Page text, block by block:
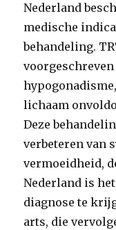
Nederland
medische
behandeling.
lichaam
Deze
verbeteren van
vermoeidheid,
Nederland is
diagnose te
arts, die